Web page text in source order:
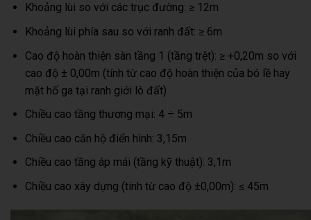
Khoảng lùi so với các trục đường: ≥ 12m
Khoảng lùi phía sau so với ranh đất: ≥ 6m
Cao độ hoàn thiện sàn tầng 1 (tầng trệt): ≥ +0,20m so với
cao độ ± 0,00m (tính từ cao độ hoàn thiện của bó lề hay
mặt hố ga tại ranh giới lô đất)
Chiều cao tầng thương mại: 4 ÷ 5m
Chiều cao căn hộ điển hình: 3,15m
Chiều cao tầng áp mái (tầng kỹ thuật): 3,1m
Chiều cao xây dựng (tính từ cao độ ±0,00m): ≤ 45m